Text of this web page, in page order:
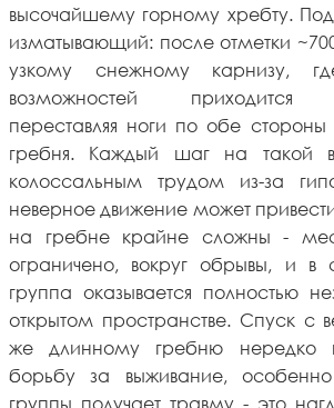
высочайшему горному хребту.
изматывающий: после отметки
узкому снежному карнизу,
возможностей приходится
переставляя ноги по обе
гребня. Каждый шаг на такой
колоссальным трудом из-за
неверное движение может
на гребне крайне сложны -
ограничено, вокруг обрывы, и в
группа оказывается полностью
открытом пространстве. Спуск с
же длинному гребню нередко
борьбу за выживание,
группы получает травму - это